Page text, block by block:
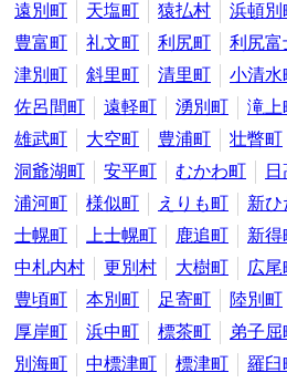
遠別町
天塩町 猿払村 浜頓別
豊富町
礼文町 利尻町 利尻富
津別町
斜里町 清里町 小清水
佐呂間町
遠軽町 湧別町 滝上
雄武町
大空町 豊浦町 壮瞥町
洞爺湖町
安平町 むかわ町
浦河町
様似町 えりも町 新ひ
士幌町
上士幌町 鹿追町 新得
中札内村
更別村 大樹町 広尾
豊頃町
本別町 足寄町 陸別町
厚岸町
浜中町 標茶町 弟子屈
別海町
中標津町 標津町 羅臼